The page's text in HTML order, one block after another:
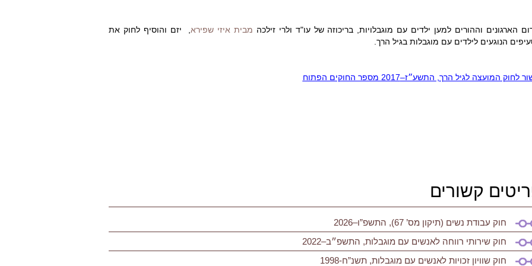
הארגונים וההורים למען ילדים עם מוגבלויות, בריכוזה של עו"ד ולרי זילכה מבית איזי שפירא, יזם והוסיף לחוק את
הנוגעים לילדים עם מוגבלות בגיל הרך.
לחוק המועצה לגיל הרך, התשע״ז–2017 מספר החוקים הפתוח
קשורים
חוק עבודת נשים (תיקון מס’ 67), התשפ”ו–2026
חוק שירותי רווחה לאנשים עם מוגבלות, התשפ״ב–2022
חוק שוויון זכויות לאנשים עם מוגבלות, תשנ”ח-1998